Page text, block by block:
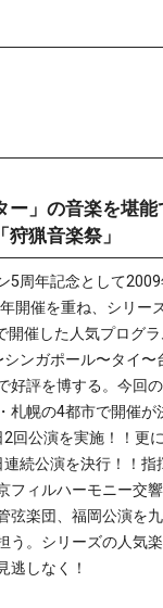
ー」の音楽を堪
猟音楽祭」
5周年記念として
開催を重ね、シリー
開催した人気プログ
ンガポール〜タイ〜
好評を博する。今回の
札幌の4都市で開催が
回公演を実施！！更
続公演を決行！！指
フィルハーモニー交
弦楽団、福岡公演を
う。シリーズの人気
逃しなく！